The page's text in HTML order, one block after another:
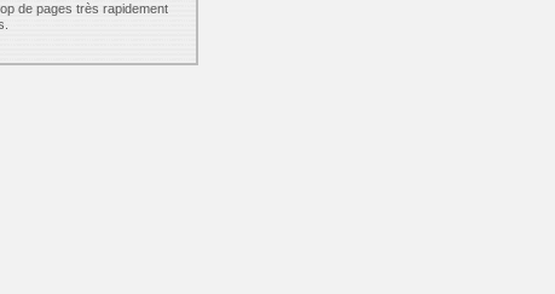
de pages très rapidement